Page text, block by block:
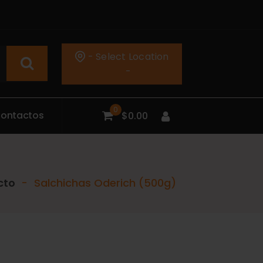
- Select Location
-
ontactos 0 $0.00
- Salchichas Oderich (500g)